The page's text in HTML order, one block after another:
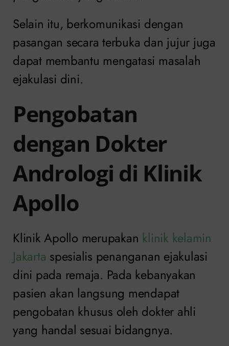
Selain itu, berkomunikasi dengan
pasangan secara terbuka dan jujur ​​juga
dapat membantu mengatasi masalah
ejakulasi dini.
Pengobatan
dengan Dokter
Andrologi di Klinik
Apollo
Klinik Apollo merupakan klinik kelamin
Jakarta spesialis penanganan ejakulasi
dini pada remaja. Pada kebanyakan
pasien akan langsung mendapat
pengobatan khusus oleh dokter ahli
yang handal sesuai bidangnya.